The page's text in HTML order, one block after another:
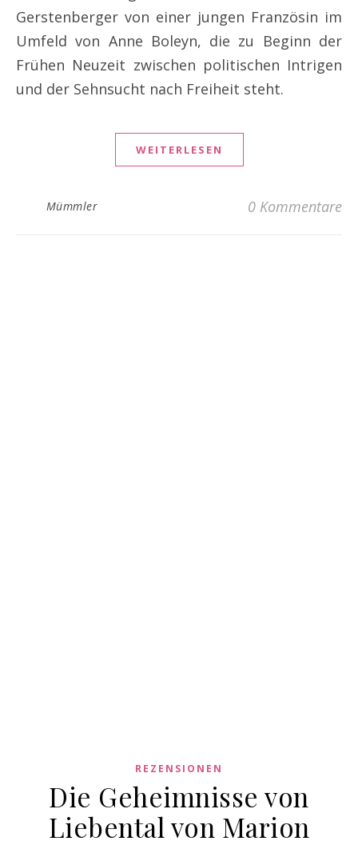
Gerstenberger von einer jungen Französin im
Umfeld von Anne Boleyn, die zu Beginn der
Frühen Neuzeit zwischen politischen Intrigen
und der Sehnsucht nach Freiheit steht.
WEITERLESEN
Mümmler 0 Kommentare
REZENSIONEN
Die Geheimnisse von
Liebental von Marion